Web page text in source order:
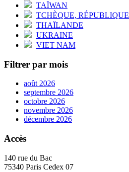
TAÏWAN
TCHÈQUE, RÉPUBLIQUE
THAÏLANDE
UKRAINE
VIET NAM
Filtrer par mois
août 2026
septembre 2026
octobre 2026
novembre 2026
décembre 2026
Accès
140 rue du Bac
75340 Paris Cedex 07